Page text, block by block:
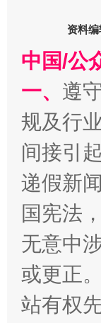
千
资料
中国/公
一、 遵
规及行
间接引
递假新
国宪法
无意中
或更正
站有权